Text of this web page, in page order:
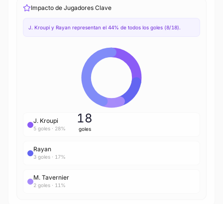
Impacto de Jugadores Clave
J. Kroupi y Rayan representan el 44% de todos los goles (8/18).
18
goles
J. Kroupi
5 goles · 28%
Rayan
3 goles · 17%
M. Tavernier
2 goles · 11%